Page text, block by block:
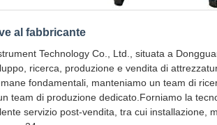
al fabbricante
Technology Co., Ltd., situata a
ricerca, produzione e vendita di
fondamentali, manteniamo un team di
team di produzione dedicato.Forniamo la
servizio post-vendita, tra cui installazione,